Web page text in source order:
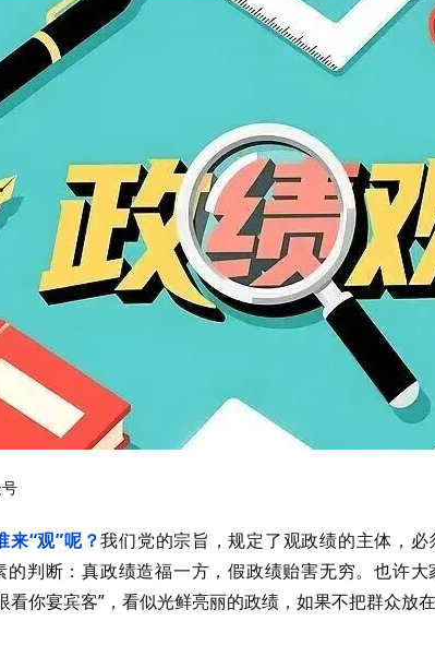
来“观”呢？我们党的宗旨，规定了观政绩的主体，
的判断：真政绩造福一方，假政绩贻害无穷。也许
看你宴宾客”，看似光鲜亮丽的政绩，如果不把群众放